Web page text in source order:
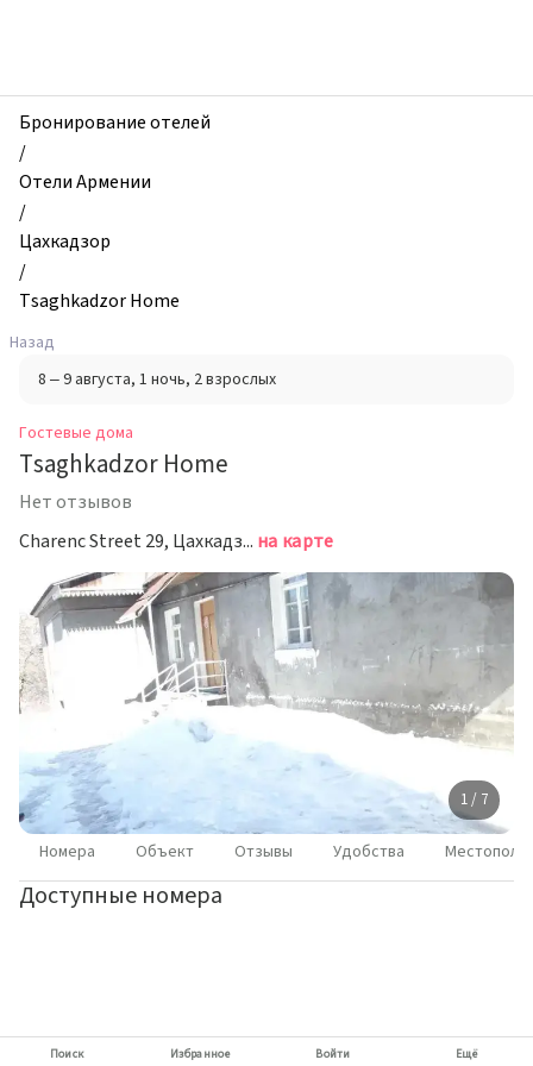
дома,
Tsaghkadzor
Home,
Цахкадзор,
Армения
Бронирование отелей
/
Отели Армении
/
Цахкадзор
/
Tsaghkadzor Home
Назад
8 – 9 августа, 1 ночь, 2 взрослых
Гостевые дома
Tsaghkadzor Home
Нет отзывов
Charenc Street 29, Цахкадзор на карте
1 / 7
Номера Объект Отзывы Удобства
Доступные номера
Поиск Избранное Войти Ещё